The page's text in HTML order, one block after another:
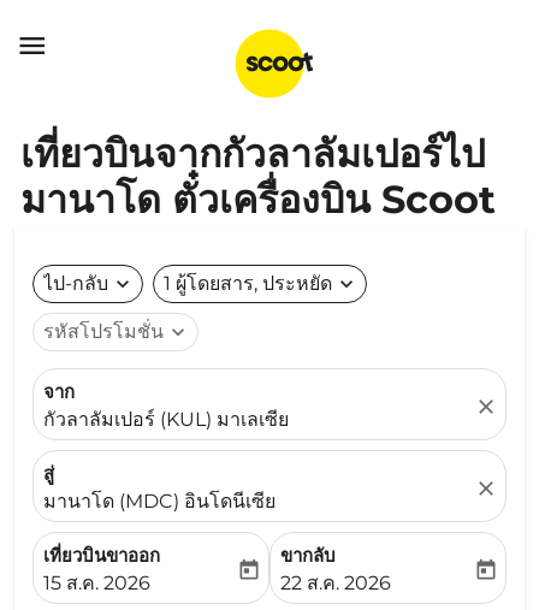

เที่ยวบินจากกัวลาลัมเปอร์ไป
มานาโด ตั๋วเครื่องบิน Scoot
ไป-กลับ expand_more 1 ผู้โดยสาร, ประหยัด expand_more
รหัสโปรโมชั่น expand_more
จาก
กัวลาลัมเปอร์ (KUL) มาเลเซีย
close
สู่
มานาโด (MDC) อินโดนีเซีย
close
เที่ยวบินขาออก
fc-booking-departure-date-aria-label
15 ส.ค. 2026
today
ขากลับ
fc-booking-return-date-
22 ส.ค. 2026
today